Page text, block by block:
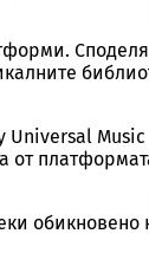
Music
от
обикновено
Ние